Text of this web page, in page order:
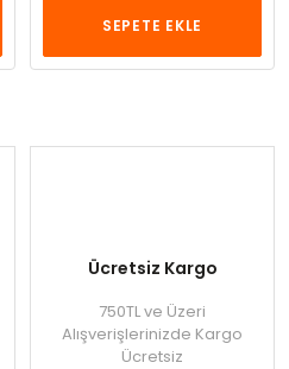
SEPETE EKLE
Ücretsiz Kargo
750TL ve Üzeri
Alışverişlerinizde Kargo
Ücretsiz